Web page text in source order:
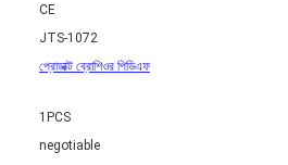
CE
JTS-1072
প্রোডাক্ট ব্রোশিওর পিডিএফ
1PCS
negotiable